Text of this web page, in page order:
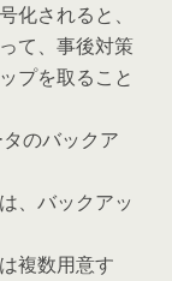
化されると、
て、事後対策
プを取ること
のバックア
、バックアッ
複数用意す